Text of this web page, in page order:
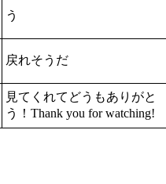
う
戻れそうだ
見てくれてどうもありがと
う！Thank you for watching!